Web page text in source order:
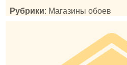
Рубрики: Магазины обоев